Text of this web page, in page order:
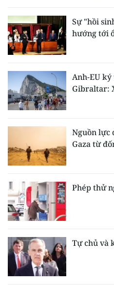
Sự "hồi
hướng tới
Anh-EU
Gibraltar:
Nguồn lực
Gaza từ
Phép thử
Tự chủ và